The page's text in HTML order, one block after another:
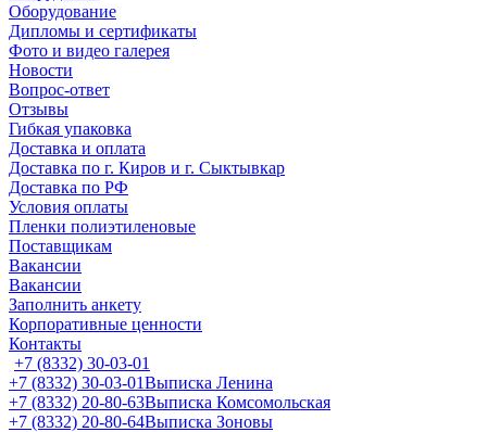
Оборудование
Дипломы и сертификаты
Фото и видео галерея
Новости
Вопрос-ответ
Отзывы
Гибкая упаковка
Доставка и оплата
Доставка по г. Киров и г. Сыктывкар
Доставка по РФ
Условия оплаты
Пленки полиэтиленовые
Поставщикам
Вакансии
Вакансии
Заполнить анкету
Корпоративные ценности
Контакты
+7 (8332) 30-03-01
+7 (8332) 30-03-01Выписка Ленина
+7 (8332) 20-80-63Выписка Комсомольская
+7 (8332) 20-80-64Выписка Зоновы